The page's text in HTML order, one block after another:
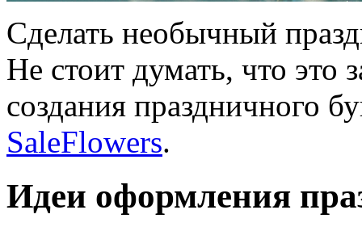
Сделать необычный
Не стоит думать, что это
создания праздничного
SaleFlowers.
Идеи оформления